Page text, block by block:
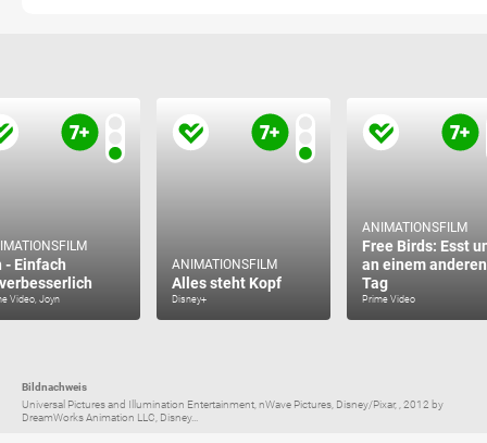
- Einfach
Video, Joyn
ANIMATIONSFILM
Alles steht Kopf
Disney+
ANIMATIONSFILM
Free Birds: Esst
an einem anderen
Tag
Prime Video
Bildnachweis
Universal Pictures and Illumination Entertainment, nWave Pictures, Disney/Pixar, , 2012 by
DreamWorks Animation LLC, Disney...